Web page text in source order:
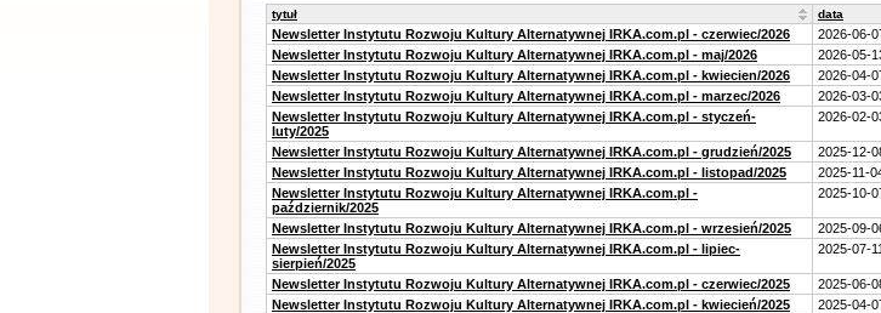
tytuł data
Newsletter Instytutu Rozwoju Kultury Alternatywnej IRKA.com.pl - czerwiec/2026
2026-06-
Newsletter Instytutu Rozwoju Kultury Alternatywnej IRKA.com.pl - maj/2026
2026-05-
Newsletter Instytutu Rozwoju Kultury Alternatywnej IRKA.com.pl - kwiecien/2026
2026-04-
Newsletter Instytutu Rozwoju Kultury Alternatywnej IRKA.com.pl - marzec/2026
2026-03-
Newsletter Instytutu Rozwoju Kultury Alternatywnej IRKA.com.pl - styczeń-
luty/2025
2026-02-
Newsletter Instytutu Rozwoju Kultury Alternatywnej IRKA.com.pl - grudzień/2025
2025-12-
Newsletter Instytutu Rozwoju Kultury Alternatywnej IRKA.com.pl - listopad/2025
2025-11-
Newsletter Instytutu Rozwoju Kultury Alternatywnej IRKA.com.pl -
październik/2025
2025-10-
Newsletter Instytutu Rozwoju Kultury Alternatywnej IRKA.com.pl - wrzesień/2025
2025-09-
Newsletter Instytutu Rozwoju Kultury Alternatywnej IRKA.com.pl - lipiec-
sierpień/2025
2025-07-11
Newsletter Instytutu Rozwoju Kultury Alternatywnej IRKA.com.pl - czerwiec/2025
2025-06-
Newsletter Instytutu Rozwoju Kultury Alternatywnej IRKA.com.pl - kwiecień/2025
2025-04-